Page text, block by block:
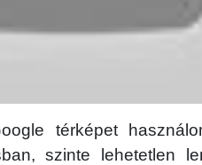
térképet
szinte lehetetlen